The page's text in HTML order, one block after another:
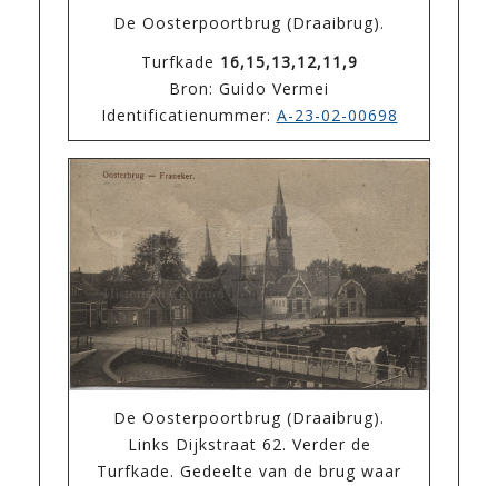
De Oosterpoortbrug (Draaibrug).
Turfkade 16,15,13,12,11,9
Bron: Guido Vermei
Identificatienummer: A-23-02-00698
De Oosterpoortbrug (Draaibrug).
Links Dijkstraat 62. Verder de
Turfkade. Gedeelte van de brug waar